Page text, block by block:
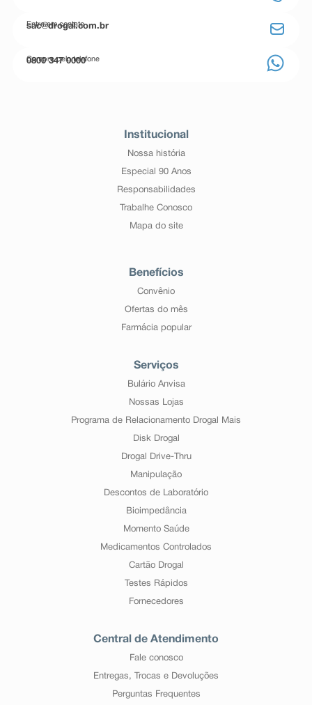
Entre em contato
sac@drogal.com.br
Compre pelo telefone
0800 347 0000
Institucional
Nossa história
Especial 90 Anos
Responsabilidades
Trabalhe Conosco
Mapa do site
Benefícios
Convênio
Ofertas do mês
Farmácia popular
Serviços
Bulário Anvisa
Nossas Lojas
Programa de Relacionamento Drogal Mais
Disk Drogal
Drogal Drive-Thru
Manipulação
Descontos de Laboratório
Bioimpedância
Momento Saúde
Medicamentos Controlados
Cartão Drogal
Testes Rápidos
Fornecedores
Central de Atendimento
Fale conosco
Entregas, Trocas e Devoluções
Perguntas Frequentes